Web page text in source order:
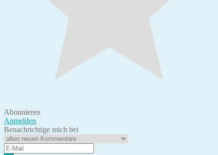
Abonnieren
Anmelden
Benachrichtige mich bei